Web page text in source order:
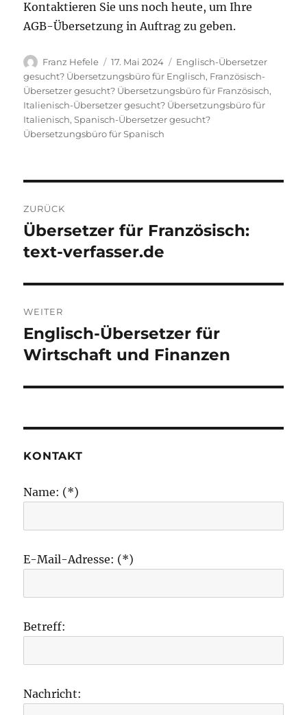
Kontaktieren Sie uns noch heute, um Ihre
AGB-Übersetzung in Auftrag zu geben.
Autor
Franz Hefele
Veröffentlicht
am
17. Mai 2024 Kategorien
Englisch-Übersetzer
gesucht? Übersetzungsbüro für Englisch, Französisch-
Übersetzer gesucht? Übersetzungsbüro für Französisch,
Italienisch-Übersetzer gesucht? Übersetzungsbüro für
Italienisch,Spanisch-Übersetzer gesucht?
Übersetzungsbüro für Spanisch
ZURÜCK
Vorheriger
Beitrag:
Übersetzer für Französisch:
text-verfasser.de
WEITER
Nächster
Beitrag:
Englisch-Übersetzer für
Wirtschaft und Finanzen
KONTAKT
Name: (*)
E-Mail-Adresse: (*)
Betreff:
Nachricht: